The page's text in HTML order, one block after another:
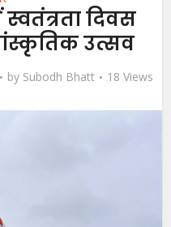
दिवस
उत्सव
by Subodh Bhatt 18 Views